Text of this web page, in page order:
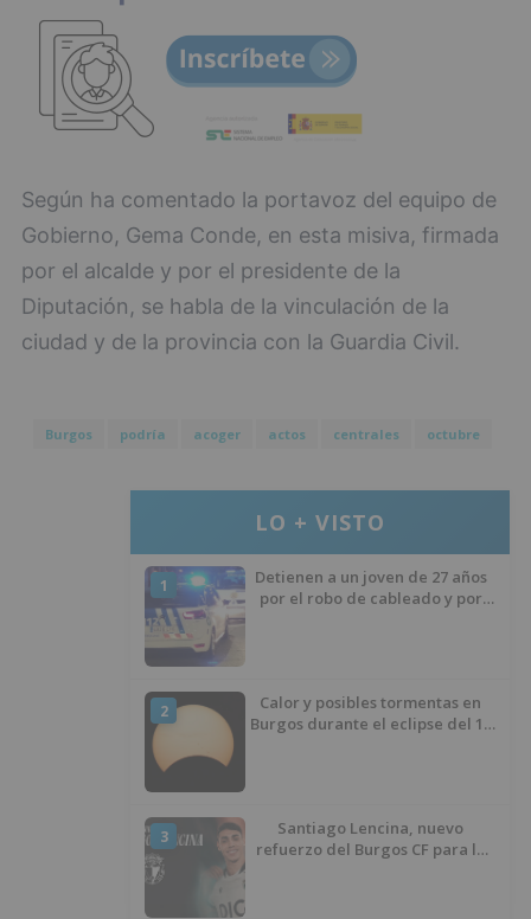
Según ha comentado la portavoz del equipo de
Gobierno, Gema Conde, en esta misiva, firmada
por el alcalde y por el presidente de la
Diputación, se habla de la vinculación de la
ciudad y de la provincia con la Guardia Civil.
Burgos podría acoger actos centrales octubre
LO + VISTO
1
Detienen a un joven de 27 años
por el robo de cableado y por
2
Calor y posibles tormentas en
Burgos durante el eclipse del 12
3
Santiago Lencina, nuevo
refuerzo del Burgos CF para la